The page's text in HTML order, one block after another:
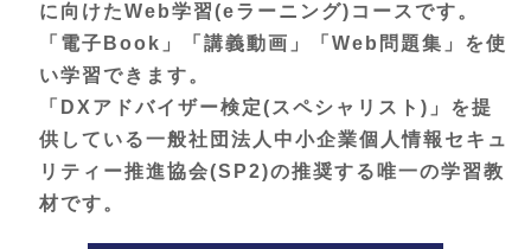
に向けたWeb学習(eラーニング)コースです。
「電子Book」「講義動画」「Web問題集」を使
い学習できます。
「DXアドバイザー検定(スペシャリスト)」を提
供している一般社団法人中小企業個人情報セキュ
リティー推進協会(SP2)の推奨する唯一の学習教
材です。